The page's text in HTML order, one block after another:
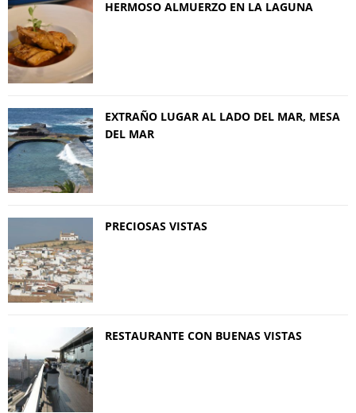
HERMOSO ALMUERZO EN LA LAGUNA
EXTRAÑO LUGAR AL LADO DEL MAR, MESA
DEL MAR
PRECIOSAS VISTAS
RESTAURANTE CON BUENAS VISTAS